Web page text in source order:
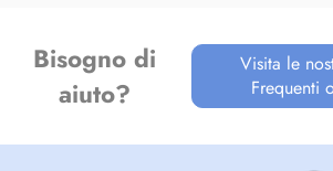
Bisogno di
aiuto?
Visita le
Frequenti